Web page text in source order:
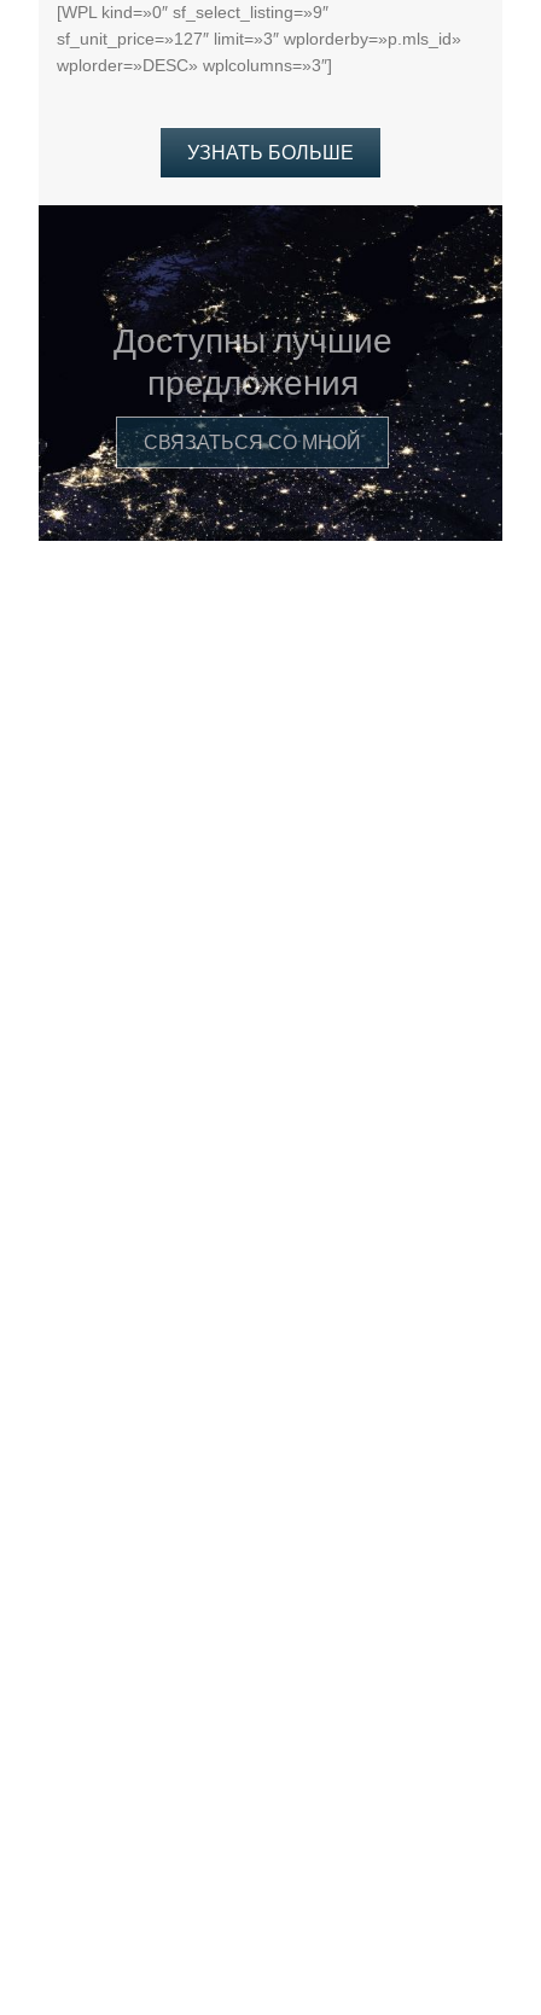
[WPL kind=»0″ sf_select_listing=»9″
sf_unit_price=»127″ limit=»3″ wplorderby=»p.mls_id»
wplorder=»DESC» wplcolumns=»3″]
УЗНАТЬ БОЛЬШЕ
Доступны лучшие
предложения
СВЯЗАТЬСЯ СО МНОЙ